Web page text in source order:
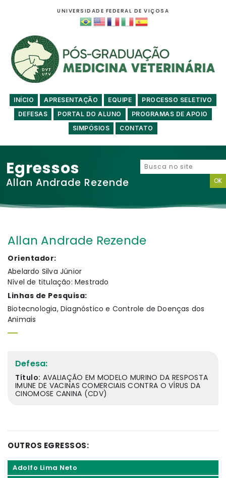
UNIVERSIDADE FEDERAL DE VIÇOSA
INÍCIO APRESENTAÇÃO EQUIPE
PROCESSO SELETIVO
DEFESAS
PORTAL DO ALUNO
PROGRAMAS DE APOIO
SIMPÓSIOS
CONTATO
Egressos
Allan Andrade Rezende
Allan Andrade Rezende
Orientador:
Abelardo Silva Júnior
Nível de titulação: Mestrado
Linhas de Pesquisa:
Biotecnologia, Diagnóstico e Controle de Doenças dos
Animais
Defesa:
Título: AVALIAÇÃO EM MODELO MURINO DA RESPOSTA
IMUNE DE VACINAS COMERCIAIS CONTRA O VÍRUS DA
CINOMOSE CANINA (CDV)
OUTROS EGRESSOS:
Adolfo Lima Neto